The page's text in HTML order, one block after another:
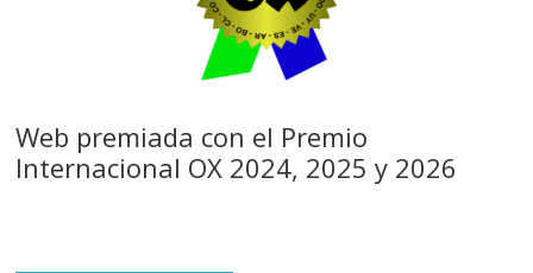
Web premiada con el Premio
Internacional OX 2024, 2025 y 2026